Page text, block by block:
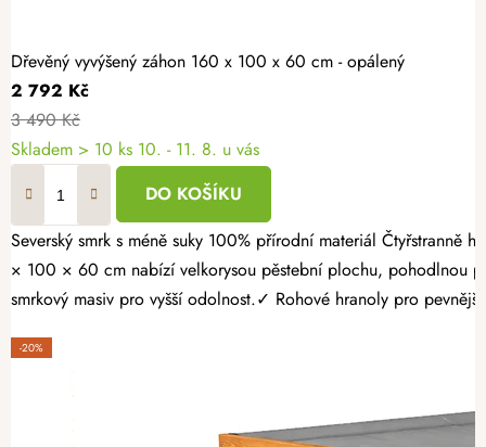
Dřevěný vyvýšený záhon 160 x 100 x 60 cm - opálený
2 792 Kč
3 490 Kč
Skladem > 10 ks 10. - 11. 8. u vás
DO KOŠÍKU
Severský smrk s méně suky 100% přírodní materiál Čtyřstranně hoblovaný masiv Proměňte svou zahradu v místo plné čerstvé zeleniny, voňavých bylinek a sladkých jahod. Opálený dřevěný vyvýšený záhon 160
× 100 × 60 cm nabízí velkorysou pěstební plochu, pohodlnou
smrkový masiv pro vyšší odolnost.✓ Rohové hranoly pro
-20%